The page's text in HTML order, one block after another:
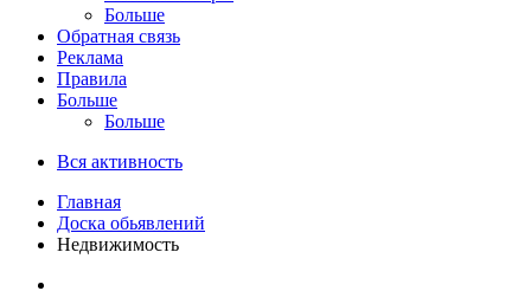
Больше
Обратная связь
Реклама
Правила
Больше
Больше
Вся активность
Главная
Доска обьявлений
Недвижимость